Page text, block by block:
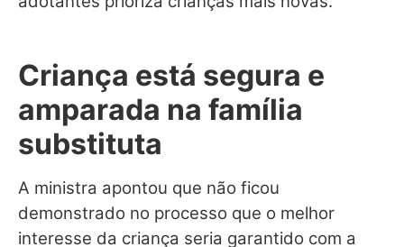
Criança está segura e
amparada na família
substituta
A ministra apontou que não ficou
demonstrado no processo que o melhor
interesse da criança seria garantido com a